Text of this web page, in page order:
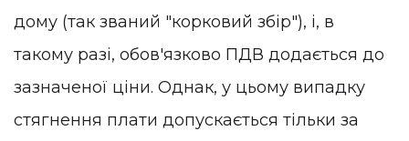
дому (так званий "корковий збір"), і, в
такому разі, обов'язково ПДВ додається до
зазначеної ціни. Однак, у цьому випадку
стягнення плати допускається тільки за